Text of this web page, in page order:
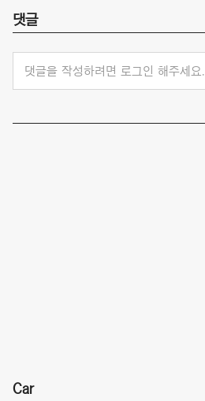
댓글
댓글을 작성하려면 로그인 해주세요.
Car